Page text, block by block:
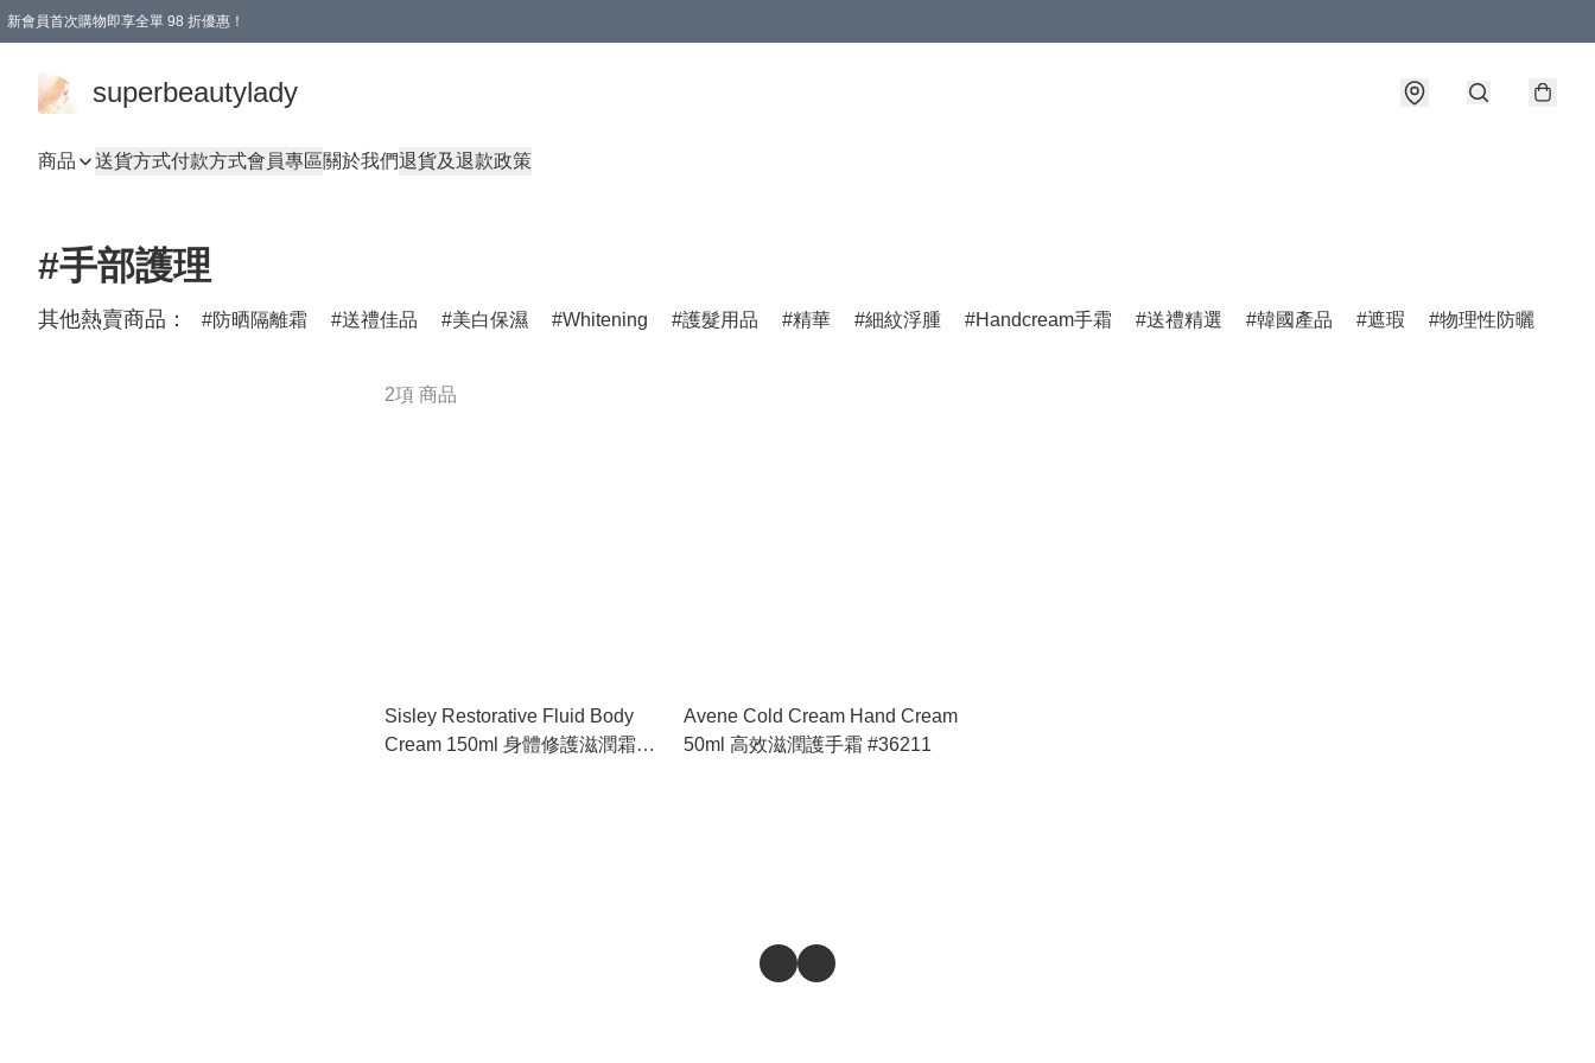
新會員首次購物即享全單 98 折優惠！
superbeautylady
商品 送貨方式付款方式會員專區關於我們退貨及退款政策
#手部護理
其他熱賣商品： 防晒隔離霜 送禮佳品 美白保濕 Whitening 護髮用品 精華 細紋浮腫 Handcream手霜 送禮精選 韓國產品 遮瑕 物理性防曬
2項 商品
Sisley Restorative Fluid Body
Cream 150ml 身體修護滋潤霜
Avene Cold Cream Hand Cream
50ml 高效滋潤護手霜 #36211